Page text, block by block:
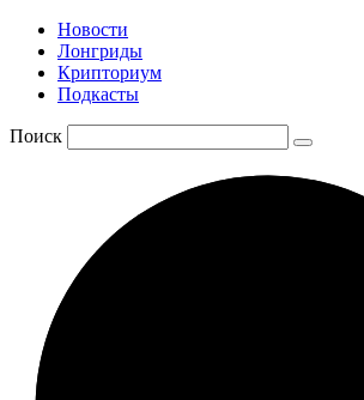
Новости
Лонгриды
Крипториум
Подкасты
Поиск